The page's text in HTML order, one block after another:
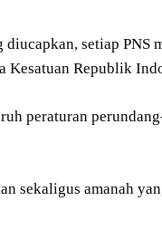
setiap PNS
Republik
peraturan
sekaligus amanah